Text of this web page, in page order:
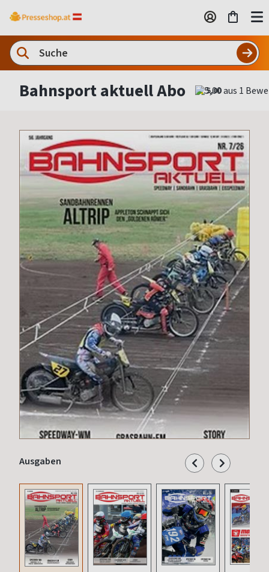
Bahnsport aktuell Abo 5,00
Ausgaben